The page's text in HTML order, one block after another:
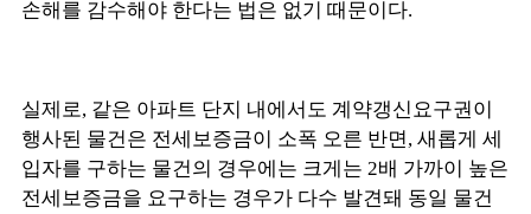
손해를 감수해야 한다는 법은 없기 때문이다.
실제로, 같은 아파트 단지 내에서도 계약갱신요구권이
행사된 물건은 전세보증금이 소폭 오른 반면, 새롭게 세
입자를 구하는 물건의 경우에는 크게는 2배 가까이 높은
전세보증금을 요구하는 경우가 다수 발견돼 동일 물건